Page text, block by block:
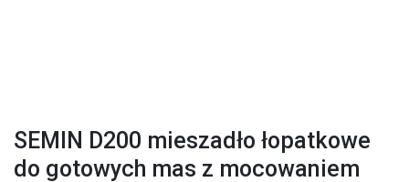
SEMIN D200 mieszadło łopatkowe
do gotowych mas z mocowaniem